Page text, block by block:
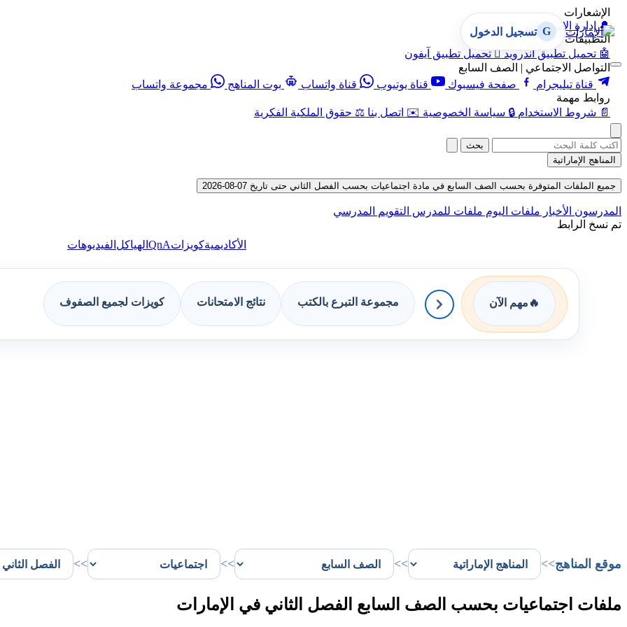
الإشعارات
🔔 إدارة الإشعارات
التطبيقات
🤖 تحميل تطبيق أندرويد  تحميل تطبيق آيفون
التواصل الاجتماعي | الصف السابع
قناة تيليجرام
صفحة فيسبوك قناة يوتيوب قناة واتساب بوت المناهج
مجموعة واتساب
روابط مهمة
📄 شروط الاستخدام 🔒 سياسة الخصوصية ✉️ اتصل بنا ⚖️ حقوق الملكية الفكرية
G تسجيل الدخول
بحث
المناهج الإماراتية
جميع الملفات المتوفرة بحسب الصف السابع في مادة اجتماعيات بحسب الفصل الثاني حتى تاريخ 07-08-2026
المدرسون الأخبار ملفات اليوم ملفات للمدرس التقويم المدرسي
تم نسخ الرابط
الأكاديميةكويزاتQnA الهياكل الفيديوهات
🔥 مهم الآن مجموعة التبرع بالكتب نتائج الامتحانات كويزات لجميع الصفوف
موقع المناهج>>
>>
>>
>>
ملفات اجتماعيات بحسب الصف السابع الفصل الثاني في الإمارات